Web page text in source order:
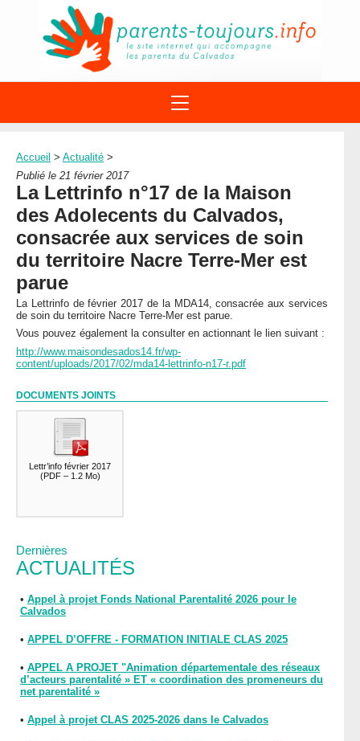
À PROPOS DU REAAP
1ÈRE VISITE
ACTUALITÉ
AGENDA
DISPOSITIFS PARENTALITÉ
SITES INTERNET
NUMÉROS VERTS
LEXIQUE
MENTIONS LÉGALES
CONTACT
STRUCTURES
DOCUMENTS
FORMATIONS
Dernières
ACTUALITÉS
• Appel à projet Fonds National Parentalité 2026 pour le
Calvados
• APPEL D’OFFRE - FORMATION INITIALE CLAS 2025
• APPEL A PROJET "Animation départementale des réseaux
d’acteurs parentalité » ET « coordination des promeneurs du
net parentalité »
• Appel à projet CLAS 2025-2026 dans le Calvados
Accueil > Actualité >
Publié le 21 février 2017
La Lettrinfo n°17 de la Maison
des Adolecents du Calvados,
consacrée aux services de soin
du territoire Nacre Terre-Mer est
parue
La Lettrinfo de février 2017 de la MDA14, consacrée aux services
de soin du territoire Nacre Terre-Mer est parue.
Vous pouvez également la consulter en actionnant le lien suivant :
http://www.maisondesados14.fr/wp-
content/uploads/2017/02/mda14-lettrinfo-n17-r.pdf
DOCUMENTS JOINTS
Lettr’info février 2017
(PDF – 1.2 Mo)